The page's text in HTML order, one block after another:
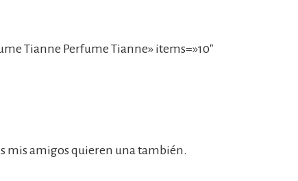
Tianne Perfume Tianne» items=»10″
mis amigos quieren una también.